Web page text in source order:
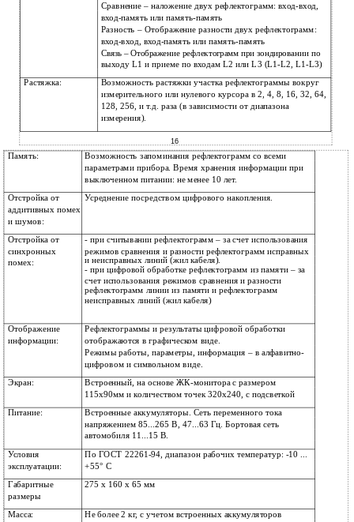
Сравнение – наложение двух рефлектограмм: вход-вход,
вход-память или память-память
Разность – Отображение разности двух рефлектограмм:
вход-вход, вход-память или память-память
Связь – Отображение рефлектограмм при зондировании по
выходу L1 и приеме по входам L2 или L3 (L1-L2, L1-L3)
Растяжка:
Возможность растяжки участка рефлектограммы вокруг
измерительного или нулевого курсора в 2, 4, 8, 16, 32, 64,
128, 256, и т.д. раза (в зависимости от диапазона
измерения).
16
Память: Возможность запоминания рефлектограмм со всеми
параметрами прибора. Время хранения информации при
выключенном питании: не менее 10 лет.
Отстройка от
Усреднение посредством цифрового накопления.
аддитивных помех
и шумов:
Отстройка от
- при считывании рефлектограмм – за счет использования
синхронных
режимов сравнения и разности рефлектограмм исправных
помех:
и неисправных линий (жил кабеля).
- при цифровой обработке рефлектограмм из памяти – за
счет использования режимов сравнения и разности
рефлектограмм линии из памяти и рефлектограмм
неисправных линий (жил кабеля)
Отображение Рефлектограммы и результаты цифровой обработки
информации:
отображаются в графическом виде.
Режимы работы, параметры, информация – в алфавитно-
цифровом и символьном виде.
Экран:
Встроенный, на основе ЖК-монитора с размером
115х90мм и количеством точек 320х240, с подсветкой
Питание:
Встроенные аккумуляторы. Сеть переменного тока
напряжением 85...265 В, 47...63 Гц. Бортовая сеть
автомобиля 11...15 В.
Условия
По ГОСТ 22261-94, диапазон рабочих температур: -10 ...
эксплуатации:
+55° С
Габаритные
275 х 160 х 65 мм
размеры
Масса:
Не более 2 кг, с учетом встроенных аккумуляторов